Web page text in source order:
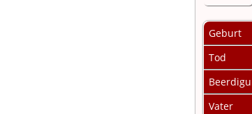
Geburt
Tod
Vater